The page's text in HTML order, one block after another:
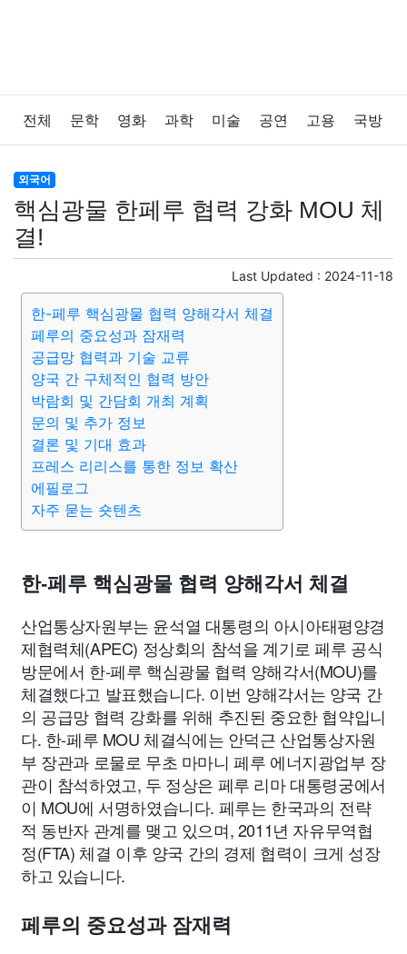
전체 문학 영화 과학 미술 공연 고용 국방
법률
보건 질병 가요 방송 일상 주식 암호화폐
반려동물 패션 미용
증권 인테리어 요리 상품리뷰 원예
게임 스포츠 사진 대출
맛집 IT 컴퓨터
의료 의학 경제 마케팅 부동산
교통 생활 기타
외국어
핵심광물 한페루 협력 강화 MOU 체
결!
Last Updated : 2024-11-18
한-페루 핵심광물 협력 양해각서 체결
페루의 중요성과 잠재력
공급망 협력과 기술 교류
양국 간 구체적인 협력 방안
박람회 및 간담회 개최 계획
문의 및 추가 정보
결론 및 기대 효과
프레스 리리스를 통한 정보 확산
에필로그
자주 묻는 숏텐츠
한-페루 핵심광물 협력 양해각서 체결
산업통상자원부는 윤석열 대통령의 아시아태평양경
제협력체(APEC) 정상회의 참석을 계기로 페루 공식
방문에서 한-페루 핵심광물 협력 양해각서(MOU)를
체결했다고 발표했습니다. 이번 양해각서는 양국 간
의 공급망 협력 강화를 위해 추진된 중요한 협약입니
다. 한-페루 MOU 체결식에는 안덕근 산업통상자원
부 장관과 로물로 무초 마마니 페루 에너지광업부 장
관이 참석하였고, 두 정상은 페루 리마 대통령궁에서
이 MOU에 서명하였습니다. 페루는 한국과의 전략
적 동반자 관계를 맺고 있으며, 2011년 자유무역협
정(FTA) 체결 이후 양국 간의 경제 협력이 크게 성장
하고 있습니다.
페루의 중요성과 잠재력